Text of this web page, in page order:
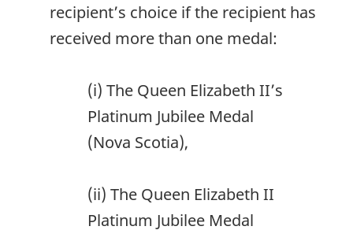
recipient’s choice if the recipient has
received more than one medal:
(i) The Queen Elizabeth II’s
Platinum Jubilee Medal
(Nova Scotia),
(ii) The Queen Elizabeth II
Platinum Jubilee Medal